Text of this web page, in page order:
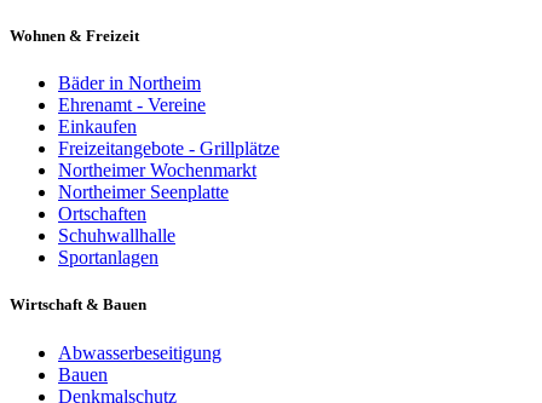
Wohnen & Freizeit
Bäder in Northeim
Ehrenamt - Vereine
Einkaufen
Freizeitangebote - Grillplätze
Northeimer Wochenmarkt
Northeimer Seenplatte
Ortschaften
Schuhwallhalle
Sportanlagen
Wirtschaft & Bauen
Abwasserbeseitigung
Bauen
Denkmalschutz